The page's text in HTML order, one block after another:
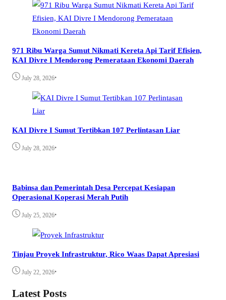
971 Ribu Warga Sumut Nikmati Kereta Api Tarif Efisien,
KAI Divre I Mendorong Pemerataan Ekonomi Daerah
July 28, 2026•
KAI Divre I Sumut Tertibkan 107 Perlintasan Liar
July 28, 2026•
Babinsa dan Pemerintah Desa Percepat Kesiapan
Operasional Koperasi Merah Putih
July 25, 2026•
Tinjau Proyek Infrastruktur, Rico Waas Dapat Apresiasi
July 22, 2026•
Latest Posts